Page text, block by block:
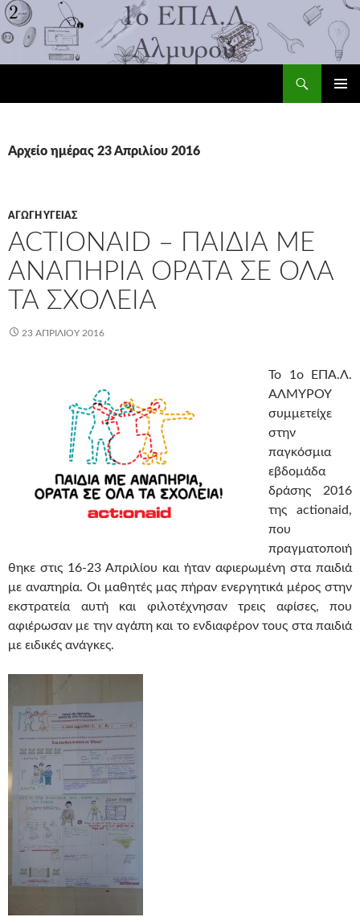
Αρχείο ημέρας 23 Απριλίου 2016
ΑΓΩΓΉ ΥΓΕΊΑΣ
ACTIONAID – ΠΑΙΔΙΆ ΜΕ
ΑΝΑΠΗΡΊΑ ΟΡΑΤΆ ΣΕ ΌΛΑ
ΤΑ ΣΧΟΛΕΊΑ
23 ΑΠΡΙΛΊΟΥ 2016
Το 1ο ΕΠΑ.Λ.
ΑΛΜΥΡΟΥ
συμμετείχε
στην
παγκόσμια
εβδομάδα
δράσης 2016
της actionaid,
που
πραγματοποιή
θηκε στις 16-23 Απριλίου και ήταν αφιερωμένη στα παιδιά
με αναπηρία. Οι μαθητές μας πήραν ενεργητικά μέρος στην
εκστρατεία αυτή και φιλοτέχνησαν τρεις αφίσες, που
αφιέρωσαν με την αγάπη και το ενδιαφέρον τους στα παιδιά
με ειδικές ανάγκες.